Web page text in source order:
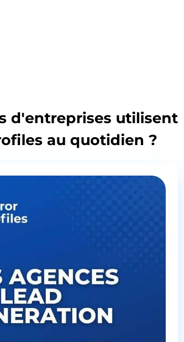
d'entreprises utilisent
au quotidien ?